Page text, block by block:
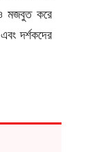
মজবুত করে
দর্শকদের